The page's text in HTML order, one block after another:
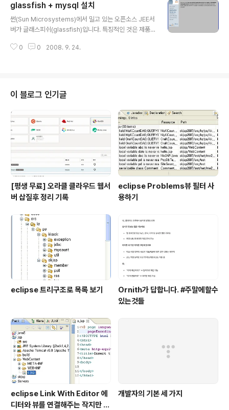
al State Transfer) 기술입니다. 이에 대한 좋은 기사가 나와서 소개합니다. R
ESTful한 웹 서비스 만들기 http://www.ibm.com/developerworks/kr/l
ibrary/tutorial/j-dw-jav..
glassfish + mysql 설치
썬(Sun Microsystems)에서 밀고 있는 오픈소스 JEE서
버가 글래스피쉬(glassfish)입니다. 특징적인 것은 제품
글래스피쉬에 대해 얘기하기를 79KB짜리 엔진을 갖고 있
능이 포함된 Sun Application Server 로 배포되고 있습
니다. 처음 설치 버전입니다. Sun Java System Applic
ation Server 9.1 버전이고 MySQL 커뮤니티 서버가 같
이 설치된다는 안내문입니다. 라이센스에 대한 얘기입니
다. agree를 선택해야겠죠. 기본..
0 0 2008. 9. 24.
이 블로그 인기글
[평생 무료] 오라클 클라우드 웹서
버 삽질후 정리 기록
eclipse Problems뷰 필터 사
용하기
eclipse 트리구조로 목록 보기
Ornith가 답합니다. #주말에할수
있는것들
eclipse Link With Editor 에
디터와 뷰를 연결해주는 작지만 큰
개발자의 기본 세 가지